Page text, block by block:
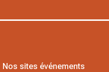
Nos sites événements